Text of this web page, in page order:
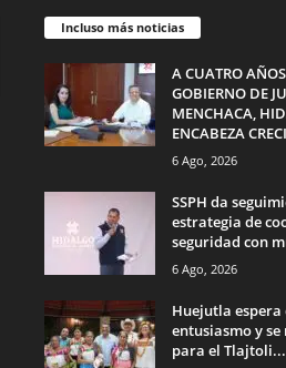
Incluso más noticias
A CUATRO
GOBIERNO DE
MENCHACA,
ENCABEZA
6 Ago, 2026
SSPH da
estrategia de
seguridad con
6 Ago, 2026
Huejutla espera
entusiasmo y
para el Tlajtoli...